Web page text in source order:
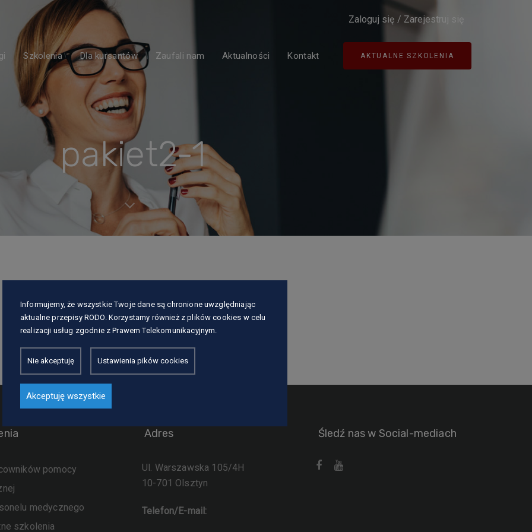
Zaloguj się / Zarejestruj się
Szkolenia Dla kursantów Zaufali nam Aktualności Kontakt AKTUALNE SZKOLENIA
pakiet2-1
pomocy
medycznego
szkolenia
Adres
Ul. Warszawska 105/4H
10-701 Olsztyn
Telefon/E-mail:
Śledź nas w Social-mediach
Informujemy, że wszystkie Twoje dane są chronione uwzględniając
aktualne przepisy RODO. Korzystamy również z plików cookies w celu
realizacji usług zgodnie z Prawem Telekomunikacyjnym.
Nie akceptuję Ustawienia pików cookies
Akceptuję wszystkie